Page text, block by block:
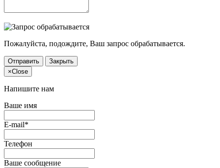
Пожалуйста, подождите, Ваш запрос обрабатывается.
Отправить
Закрыть
×Close
Напишите нам
Ваше имя
E-mail*
Телефон
Ваше сообщение